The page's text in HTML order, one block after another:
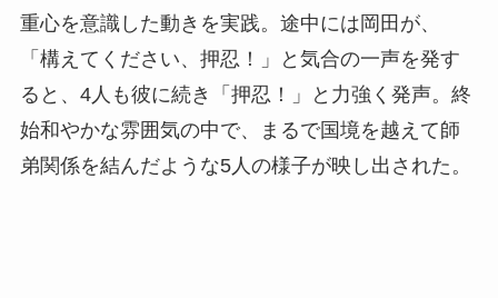
重心を意識した動きを実践。途中には岡田が、
「構えてください、押忍！」と気合の一声を発す
ると、4人も彼に続き「押忍！」と力強く発声。終
始和やかな雰囲気の中で、まるで国境を越えて師
弟関係を結んだような5人の様子が映し出された。